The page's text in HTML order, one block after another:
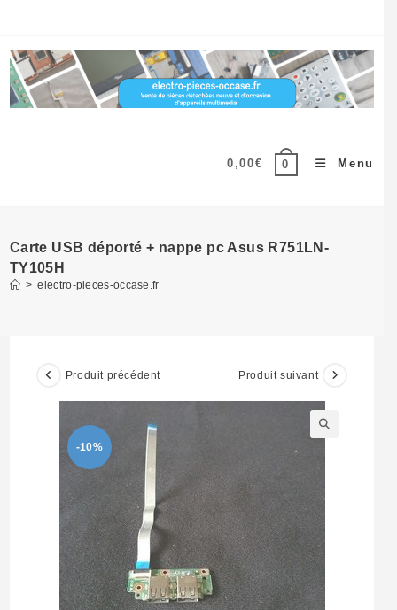
content
0,00€ 0 Menu
Carte USB déporté + nappe pc Asus R751LN-
TY105H
> electro-pieces-occase.fr
-10%
Produit précédent Produit suivant